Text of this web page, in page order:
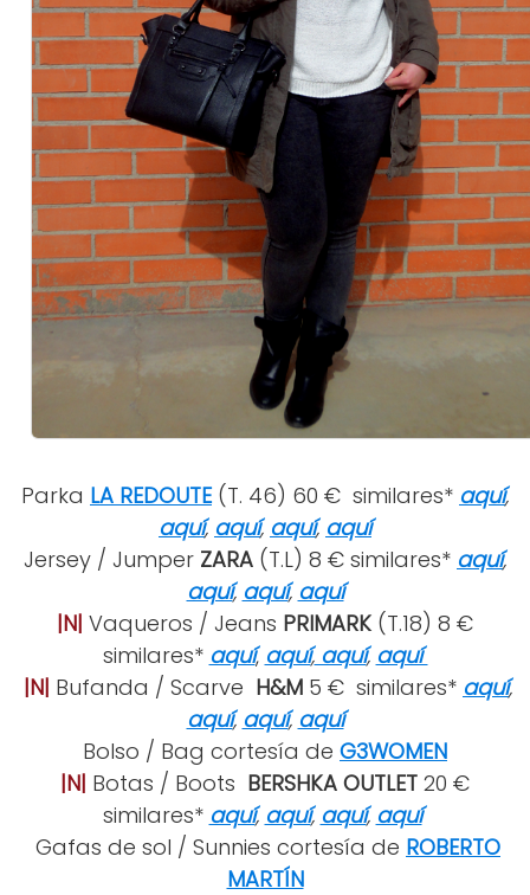
Parka LA REDOUTE(T. 46) 60 € similares* aquí,
aquí, aquí, aquí, aquí
Jersey / Jumper ZARA (T.L) 8 € similares* aquí,
aquí, aquí, aquí
|N| Vaqueros / Jeans PRIMARK (T.18) 8 €
similares* aquí, aquí,aquí, aquí
|N| Bufanda / Scarve H&M 5 € similares* aquí,
aquí, aquí, aquí
Bolso / Bag cortesía de G3WOMEN
|N| Botas / Boots BERSHKA OUTLET 20 €
similares* aquí, aquí, aquí, aquí
Gafas de sol / Sunnies cortesía de ROBERTO
MARTÍN